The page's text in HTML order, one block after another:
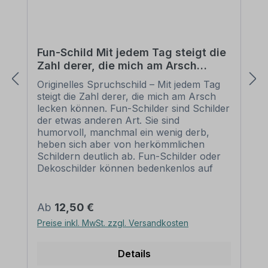
Fun-Schild Mit jedem Tag steigt die
Zahl derer, die mich am Arsch
lecken können
Originelles Spruchschild – Mit jedem Tag
steigt die Zahl derer, die mich am Arsch
lecken können. Fun-Schilder sind Schilder
der etwas anderen Art. Sie sind
humorvoll, manchmal ein wenig derb,
heben sich aber von herkömmlichen
Schildern deutlich ab. Fun-Schilder oder
Dekoschilder können bedenkenlos auf
werden. Unsere Fun-Schilder sind als
Standardschilder oder in einer
individualisierten Ausführung erhältlich.
Dekoschildes Mit jedem Tag steigt die Zahl
Regulärer Preis:
Ab 12,50 €
Preise inkl. MwSt. zzgl. Versandkosten
Details